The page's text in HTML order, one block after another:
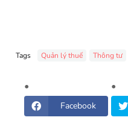
Tags Quản lý thuế Thông tư
Facebook